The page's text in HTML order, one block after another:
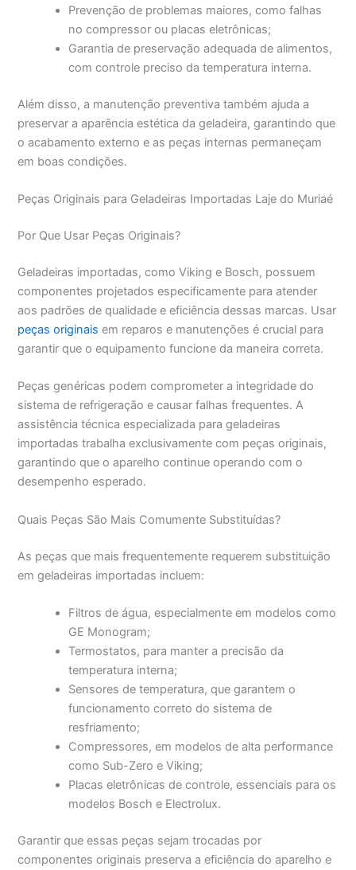
Prevenção de problemas maiores, como falhas
no compressor ou placas eletrônicas;
Garantia de preservação adequada de alimentos,
com controle preciso da temperatura interna.
Além disso, a manutenção preventiva também ajuda a
preservar a aparência estética da geladeira, garantindo que
o acabamento externo e as peças internas permaneçam
em boas condições.
Peças Originais para Geladeiras Importadas Laje do Muriaé
Por Que Usar Peças Originais?
Geladeiras importadas, como Viking e Bosch, possuem
componentes projetados especificamente para atender
aos padrões de qualidade e eficiência dessas marcas. Usar
peças originais em reparos e manutenções é crucial para
garantir que o equipamento funcione da maneira correta.
Peças genéricas podem comprometer a integridade do
sistema de refrigeração e causar falhas frequentes. A
assistência técnica especializada para geladeiras
importadas trabalha exclusivamente com peças originais,
garantindo que o aparelho continue operando com o
desempenho esperado.
Quais Peças São Mais Comumente Substituídas?
As peças que mais frequentemente requerem substituição
em geladeiras importadas incluem:
Filtros de água, especialmente em modelos como
GE Monogram;
Termostatos, para manter a precisão da
temperatura interna;
Sensores de temperatura, que garantem o
funcionamento correto do sistema de
resfriamento;
Compressores, em modelos de alta performance
como Sub-Zero e Viking;
Placas eletrônicas de controle, essenciais para os
modelos Bosch e Electrolux.
Garantir que essas peças sejam trocadas por
componentes originais preserva a eficiência do aparelho e